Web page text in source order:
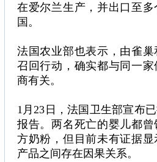
在爱尔兰生产，并出口至
国。
法国农业部也表示，由雀
召回行动，确实都与同一
商有关。
1月23日，法国卫生部宣布
报告。两名死亡的婴儿都
方奶粉，但目前未有证据
产品之间存在因果关系。